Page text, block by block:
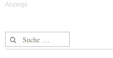
Suche nach: